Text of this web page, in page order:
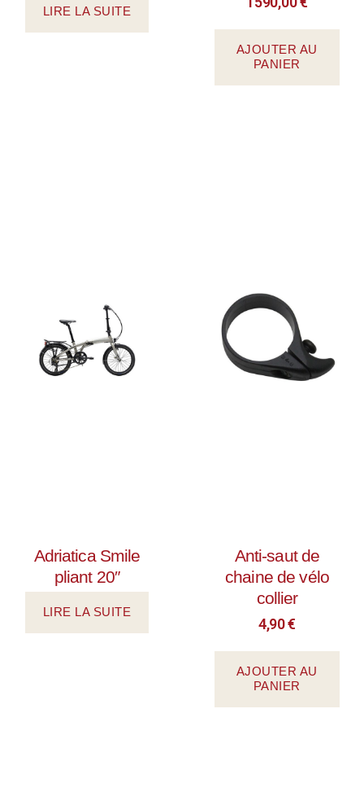
LIRE LA SUITE
AJOUTER AU
PANIER
Adriatica Smile
pliant 20″
LIRE LA SUITE
Anti-saut de
chaine de vélo
collier
4,90€
AJOUTER AU
PANIER